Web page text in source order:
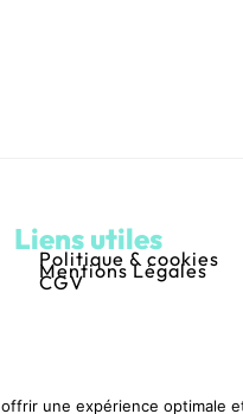
Liens utiles
Politique & cookies
Mentions Légales
CGV
une expérience